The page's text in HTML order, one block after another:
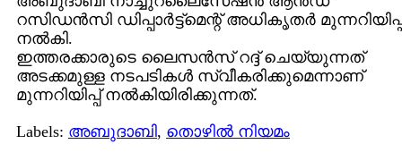
റസിഡന്‍സി ഡിപ്പാര്‍ട്ട്മെന്റ് അധികൃതര്‍
നല്‍കി.
ഇത്തരക്കാരുടെ ലൈസന്‍സ് റദ്ദ് ചെയ്യുന്നത്
അടക്കമുള്ള നടപടികള്‍ സ്വീകരിക്കുമെന്നാണ്
മുന്നറിയിപ്പ് നല്‍കിയിരിക്കുന്നത്.
Labels: അബുദാബി, തൊഴില്‍ നിയമം